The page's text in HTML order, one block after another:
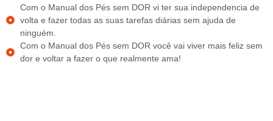
Com o Manual dos Pés sem DOR vi ter sua independencia de
volta e fazer todas as suas tarefas diárias sem ajuda de
ninguém.
Com o Manual dos Pés sem DOR você vai viver mais feliz sem
dor e voltar a fazer o que realmente ama!